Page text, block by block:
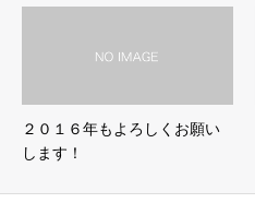
２０１６年もよろしくお願い
します！